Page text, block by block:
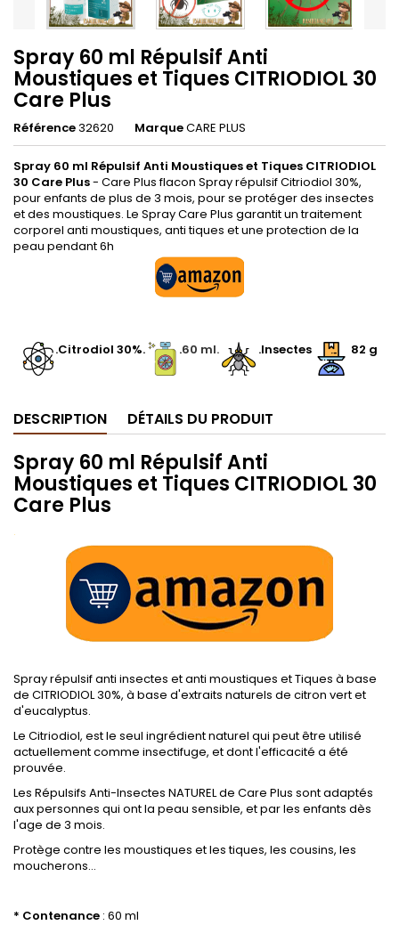
Spray 60 ml Répulsif Anti
Moustiques et Tiques CITRIODIOL 30
Care Plus
Référence32620 MarqueCARE PLUS
Spray 60 ml Répulsif Anti Moustiques et Tiques CITRIODIOL
30 Care Plus- Care Plus flacon Spray répulsif Citriodiol 30%,
pour enfants de plus de 3 mois, pour se protéger des insectes
et des moustiques. Le Spray Care Plus garantit un traitement
corporel anti moustiques, anti tiques et une protection de la
peau pendant 6h
.Citrodiol 30%. .60 ml. .Insectes 82 g
DESCRIPTION DÉTAILS DU PRODUIT
Spray 60 ml Répulsif Anti
Moustiques et Tiques CITRIODIOL 30
Care Plus
.
Spray répulsif anti insectes et anti moustiques et Tiques à base
de CITRIODIOL 30%, à base d'extraits naturels de citron vert et
d'eucalyptus.
Le Citriodiol, est le seul ingrédient naturel qui peut être utilisé
actuellement comme insectifuge, et dont l'efficacité a été
prouvée.
Les Répulsifs Anti-Insectes NATUREL de Care Plus sont adaptés
aux personnes qui ont la peau sensible, et par les enfants dès
l'age de 3 mois.
Protège contre les moustiques et les tiques, les cousins, les
moucherons...
* Contenance : 60 ml